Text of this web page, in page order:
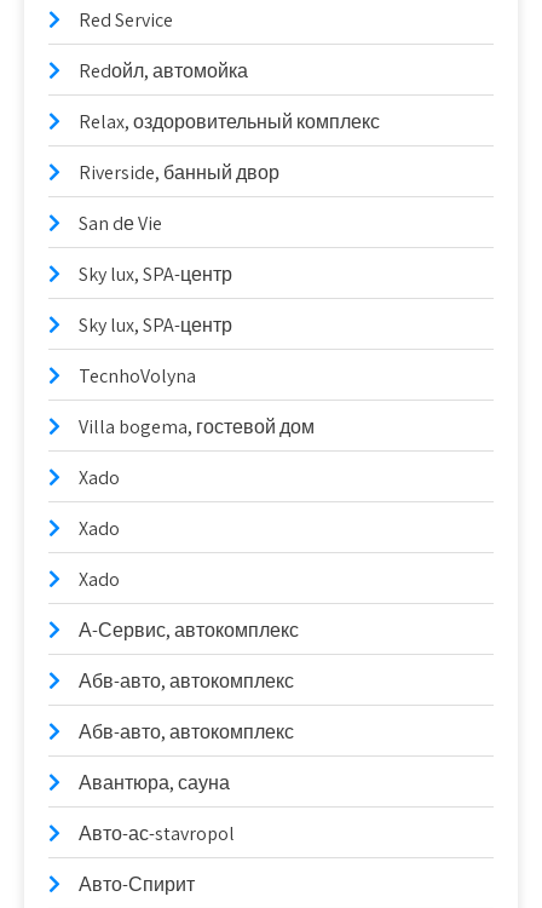
Red Service
Redойл, автомойка
Relax, оздоровительный комплекс
Riverside, банный двор
San dе Vie
Sky lux, SPA-центр
Sky lux, SPA-центр
TecnhoVolyna
Villa bogema, гостевой дом
Xado
Xado
Xado
А-Сервис, автокомплекс
Абв-авто, автокомплекс
Абв-авто, автокомплекс
Авантюра, сауна
Авто-ас-stavropol
Авто-Спирит